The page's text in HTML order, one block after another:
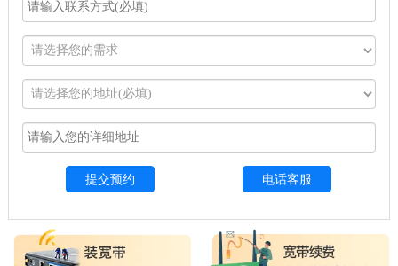
电话客服